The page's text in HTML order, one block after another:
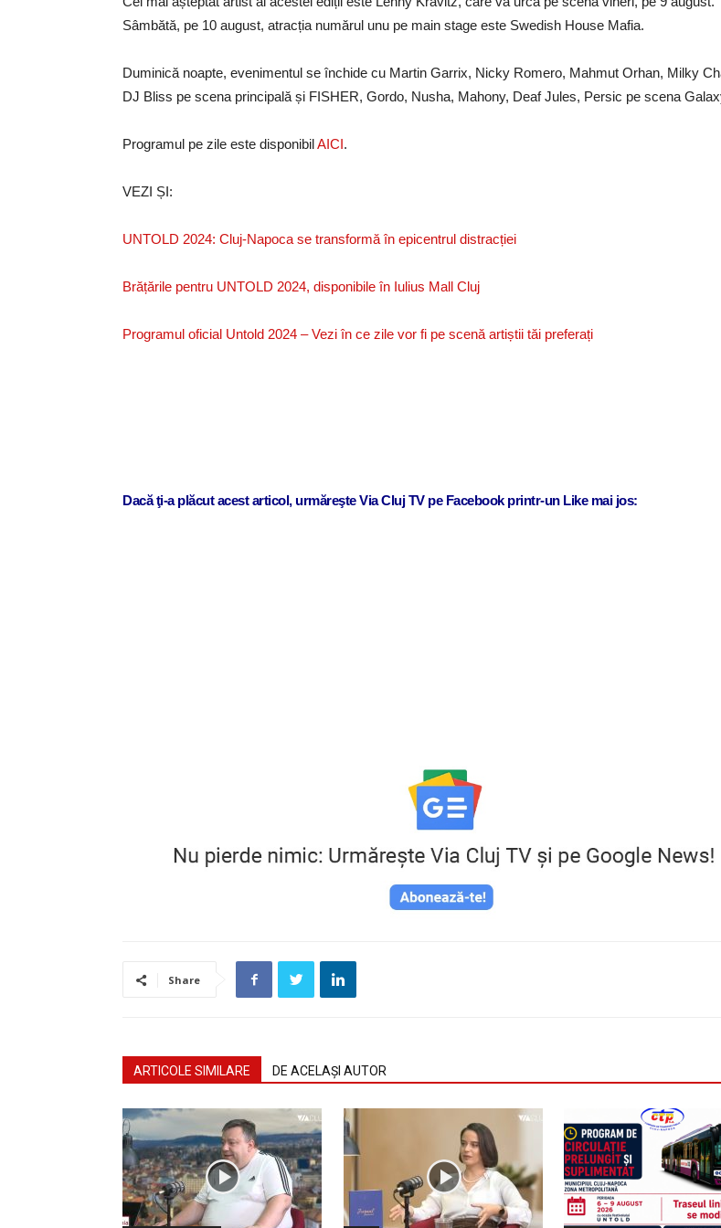
Sâmbătă, pe 10 august, atracția numărul unu pe main stage este Swedish House Mafia.
Duminică noapte, evenimentul se închide cu Martin Garrix, Nicky Romero, Mahmut Orhan, Milky
DJ Bliss pe scena principală și FISHER, Gordo, Nusha, Mahony, Deaf Jules, Persic pe scena
Programul pe zile este disponibilAICI.
VEZI ȘI:
UNTOLD 2024: Cluj-Napoca se transformă în epicentrul distracției
Brățările pentru UNTOLD 2024, disponibile în Iulius Mall Cluj
Programul oficial Untold 2024 – Vezi în ce zile vor fi pe scenă artiștii tăi preferați
Dacă ţi-a plăcut acest articol, urmăreşte Via Cluj TV pe Facebook printr-un Like mai jos:
Share
ARTICOLE SIMILARE DE ACELAȘI AUTOR